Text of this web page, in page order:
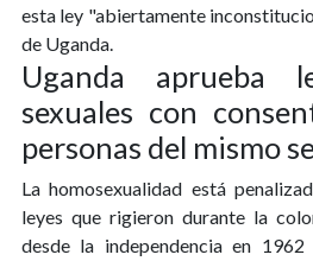
esta ley "abiertamente
de Uganda.
Uganda aprueba
sexuales con
personas del mismo
La homosexualidad está
leyes que rigieron durante la
desde la independencia en 1962